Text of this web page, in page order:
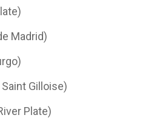
Madrid)
Gilloise)
Plate)